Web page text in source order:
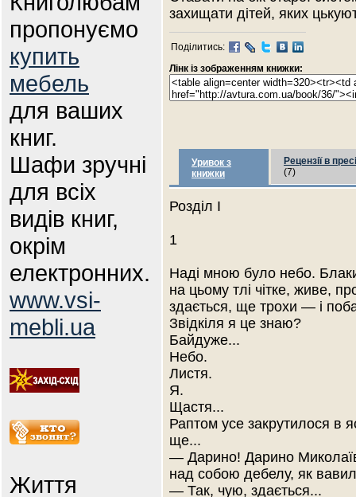
пропонуємо
купить
мебель
для ваших
книг.
Шафи зручні
для всіх
видів книг,
окрім
електронних.
www.vsi-
mebli.ua
Життя
захищати дітей, яких
Поділитись:
Лінк із зображенням книжки:
Уривок з
книжки
Рецензії в пресі
(7)
Розділ I
1
Наді мною було небо.
на цьому тлі чітке, живе,
здається, ще трохи — і
Звідкіля я це знаю?
Байдуже...
Небо.
Листя.
Я.
Щастя...
Раптом усе закрутилося
ще...
— Дарино! Дарино
над собою дебелу, як
— Так, чую, здається...